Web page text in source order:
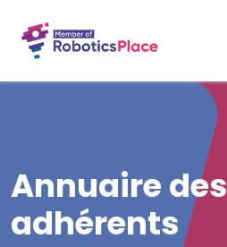
Annuaire des
adhérents